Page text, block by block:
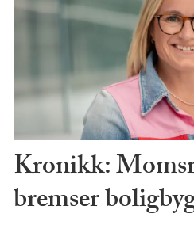
Kronikk:
bremser